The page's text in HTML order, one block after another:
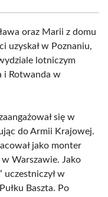
oraz Marii z domu
uzyskał w Poznaniu,
lotniczym
i Rotwanda w
się w
do Armii Krajowej.
jako monter
Warszawie. Jako
uczestniczył w
Baszta. Po